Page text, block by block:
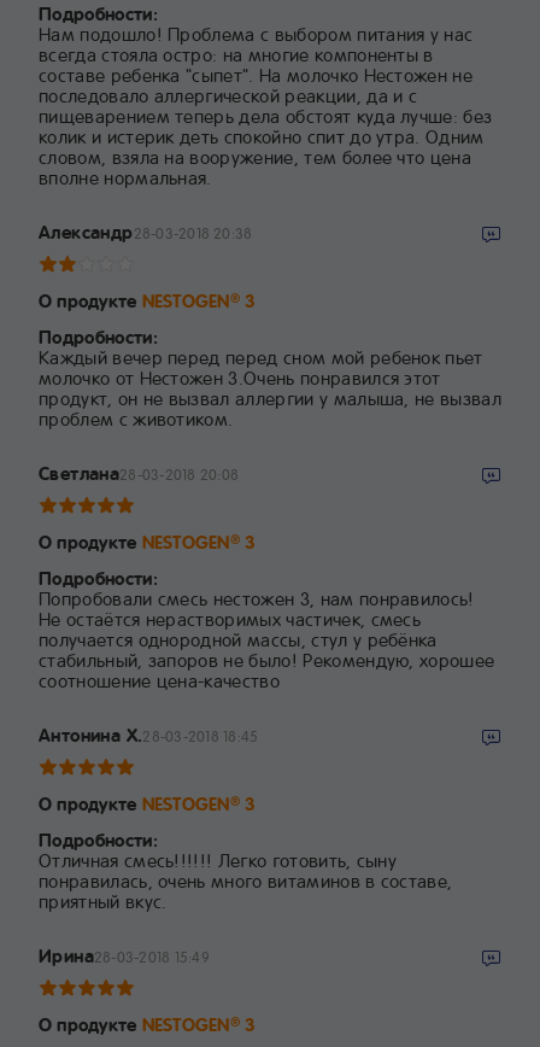
Подробности:
Нам подошло! Проблема с выбором питания у нас
всегда стояла остро: на многие компоненты в
составе ребенка "сыпет". На молочко Нестожен не
последовало аллергической реакции, да и с
пищеварением теперь дела обстоят куда лучше: без
колик и истерик деть спокойно спит до утра. Одним
словом, взяла на вооружение, тем более что цена
вполне нормальная.
Александр28-03-2018 20:38
О продукте NESTOGEN®3
Подробности:
Каждый вечер перед перед сном мой ребенок пьет
молочко от Нестожен 3.Очень понравился этот
продукт, он не вызвал аллергии у малыша, не вызвал
проблем с животиком.
Светлана28-03-2018 20:08
О продукте NESTOGEN®3
Подробности:
Попробовали смесь нестожен 3, нам понравилось!
Не остаётся нерастворимых частичек, смесь
получается однородной массы, стул у ребёнка
стабильный, запоров не было! Рекомендую, хорошее
соотношение цена-качество
Антонина Х.28-03-2018 18:45
О продукте NESTOGEN®3
Подробности:
Отличная смесь!!!!!! Легко готовить, сыну
понравилась, очень много витаминов в составе,
приятный вкус.
Ирина28-03-2018 15:49
О продукте NESTOGEN®3